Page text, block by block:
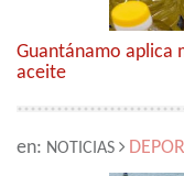
Guantánamo aplica
aceite
en: NOTICIAS